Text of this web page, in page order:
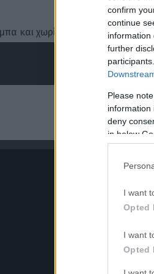
confirm
continue
information
further
Please
information
deny
in below
I want
Opted
I want
Opted
και χωρίς Λέτο
για μάχες!
ΑΕΚ
στα 17 δευτερόλεπτα στην